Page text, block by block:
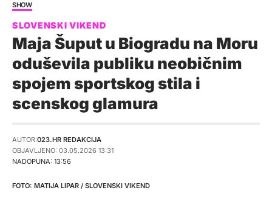
SHOW
Maja Šuput u Biogradu na Moru
oduševila publiku neobičnim
spojem sportskog stila i
scenskog glamura
NADOPUNA: 13:56
AUTOR:023.HR REDAKCIJA
OBJAVLJENO: 03.05.2026 13:31
MATIJA LIPAR / SLOVENSKI VIKEND